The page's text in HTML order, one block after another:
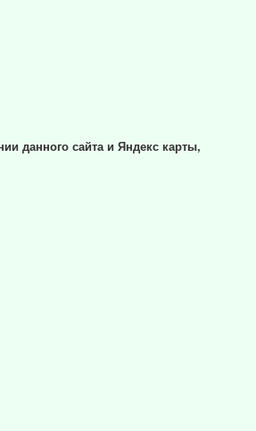
данного сайта и Яндекс карты,